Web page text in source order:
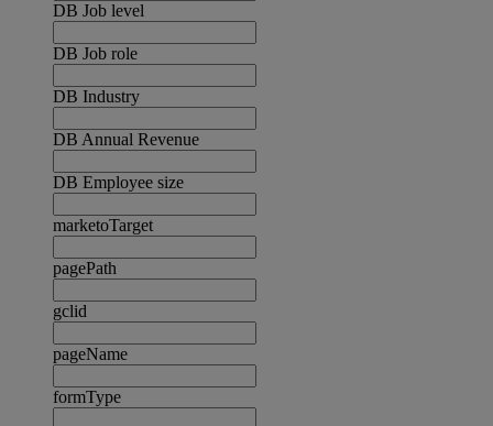
DB Job level
DB Job role
DB Industry
DB Annual Revenue
DB Employee size
marketoTarget
pagePath
gclid
pageName
formType